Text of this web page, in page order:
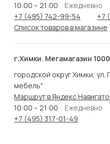
10:00 – 21:00
Ежедневно
+7 (495) 742-99-54
+7
Список товаров в магазине
г.Химки. Мегамагазин
городской округ Химки,
мебель"
Маршрут в Яндекс
10:00 – 21:00
Ежедневно
+7 (495) 317-01-49